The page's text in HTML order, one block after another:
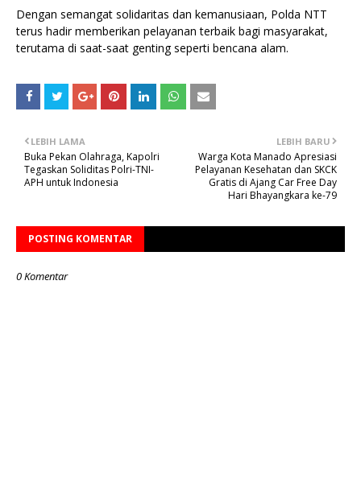
Dengan semangat solidaritas dan kemanusiaan, Polda NTT
terus hadir memberikan pelayanan terbaik bagi masyarakat,
terutama di saat-saat genting seperti bencana alam.
LEBIH BARU
Warga Kota Manado Apresiasi
Pelayanan Kesehatan dan SKCK
Gratis di Ajang Car Free Day
Hari Bhayangkara ke-79
LEBIH LAMA
Buka Pekan Olahraga, Kapolri
Tegaskan Soliditas Polri-TNI-
APH untuk Indonesia
POSTING KOMENTAR
0 Komentar